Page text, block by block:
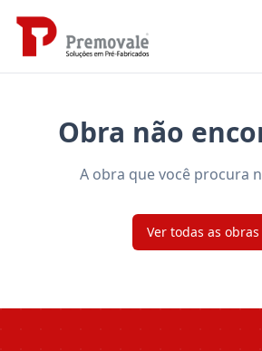
Obra não
A obra que você procura
Ver todas as obras